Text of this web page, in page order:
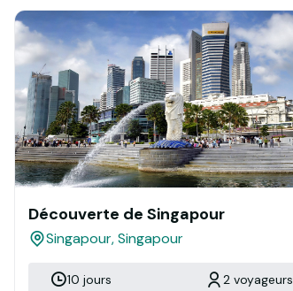
Découverte de Singapour
Singapour, Singapour
10 jours 2 voyageurs